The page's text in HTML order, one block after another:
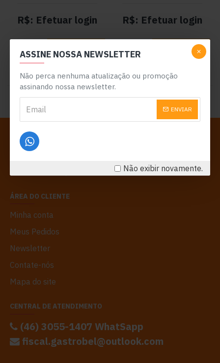
ASSINE NOSSA NEWSLETTER
Não perca nenhuma atualização ou promoção
assinando nossa newsletter.
ENVIAR
Não exibir novamente.
R$: Efetuar login R$: Efetuar login
ADICIONAR
Não tem mais produtos para serem exibidos
INFORMAÇÕES
ÁREA DO CLIENTE
Minha conta
Meus Pedidos
Newsletter
Contate-nós
Mapa do site
CENTRAL DE ATENDIMENTO
(46) 3055-1407 WhatSapp
fiscal.gastrobel@outlook.com